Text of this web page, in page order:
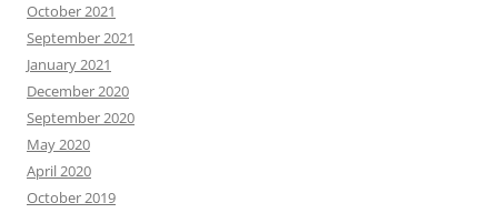
October 2021
September 2021
January 2021
December 2020
September 2020
May 2020
April 2020
October 2019